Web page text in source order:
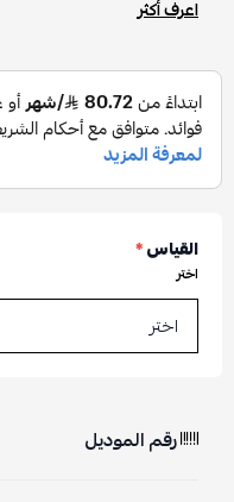
اعرف أكثر
القياس*
اختر
رقم الموديل